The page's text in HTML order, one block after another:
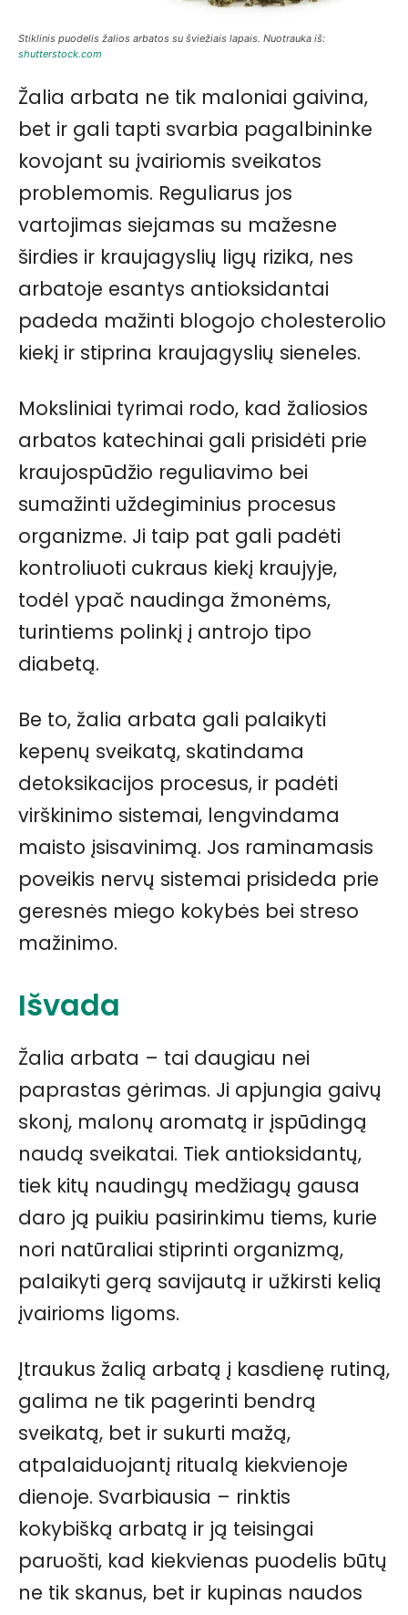
Stiklinis puodelis žalios arbatos su šviežiais lapais. Nuotrauka iš:
shutterstock.com
Žalia arbata ne tik maloniai gaivina,
bet ir gali tapti svarbia pagalbininke
kovojant su įvairiomis sveikatos
problemomis. Reguliarus jos
vartojimas siejamas su mažesne
širdies ir kraujagyslių ligų rizika, nes
arbatoje esantys antioksidantai
padeda mažinti blogojo cholesterolio
kiekį ir stiprina kraujagyslių sieneles.
Moksliniai tyrimai rodo, kad žaliosios
arbatos katechinai gali prisidėti prie
kraujospūdžio reguliavimo bei
sumažinti uždegiminius procesus
organizme. Ji taip pat gali padėti
kontroliuoti cukraus kiekį kraujyje,
todėl ypač naudinga žmonėms,
turintiems polinkį į antrojo tipo
diabetą.
Be to, žalia arbata gali palaikyti
kepenų sveikatą, skatindama
detoksikacijos procesus, ir padėti
virškinimo sistemai, lengvindama
maisto įsisavinimą. Jos raminamasis
poveikis nervų sistemai prisideda prie
geresnės miego kokybės bei streso
mažinimo.
Išvada
Žalia arbata – tai daugiau nei
paprastas gėrimas. Ji apjungia gaivų
skonį, malonų aromatą ir įspūdingą
naudą sveikatai. Tiek antioksidantų,
tiek kitų naudingų medžiagų gausa
daro ją puikiu pasirinkimu tiems, kurie
nori natūraliai stiprinti organizmą,
palaikyti gerą savijautą ir užkirsti kelią
įvairioms ligoms.
Įtraukus žalią arbatą į kasdienę rutiną,
galima ne tik pagerinti bendrą
sveikatą, bet ir sukurti mažą,
atpalaiduojantį ritualą kiekvienoje
dienoje. Svarbiausia – rinktis
kokybišką arbatą ir ją teisingai
paruošti, kad kiekvienas puodelis būtų
ne tik skanus, bet ir kupinas naudos